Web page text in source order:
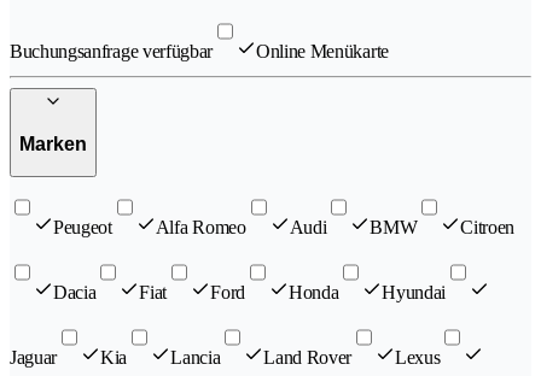
Buchungsanfrage verfügbar Online Menükarte
Marken
Peugeot Alfa Romeo Audi BMW Citroen
Dacia Fiat Ford Honda Hyundai
Jaguar Kia Lancia Land Rover Lexus